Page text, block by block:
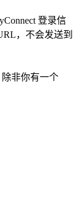
登录信
，不会发送到
非你有一个